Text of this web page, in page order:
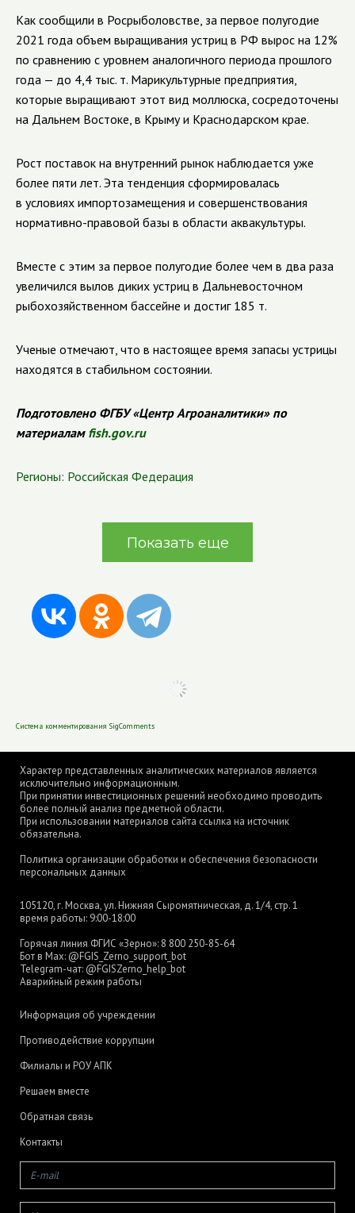
Как сообщили в Росрыболовстве, за первое полугодие
2021 года объем выращивания устриц в РФ вырос на 12%
по сравнению с уровнем аналогичного периода прошлого
года — до 4,4 тыс. т. Марикультурные предприятия,
которые выращивают этот вид моллюска, сосредоточены
на Дальнем Востоке, в Крыму и Краснодарском крае.
Рост поставок на внутренний рынок наблюдается уже
более пяти лет. Эта тенденция сформировалась
в условиях импортозамещения и совершенствования
нормативно-правовой базы в области аквакультуры.
Вместе с этим за первое полугодие более чем в два раза
увеличился вылов диких устриц в Дальневосточном
рыбохозяйственном бассейне и достиг 185 т.
Ученые отмечают, что в настоящее время запасы устрицы
находятся в стабильном состоянии.
Подготовлено ФГБУ «Центр Агроаналитики» по
материалам fish.gov.ru
Регионы: Российская Федерация
Показать еще
Система комментирования SigComments
Характер представленных аналитических материалов является
исключительно информационным.
При принятии инвестиционных решений необходимо проводить
более полный анализ предметной области.
При использовании материалов сайта ссылка на источник
обязательна.
Политика организации обработки и обеспечения безопасности
персональных данных
105120, г. Москва, ул. Нижняя Сыромятническая, д. 1/4, стр. 1
время работы: 9:00-18:00
Горячая линия ФГИС «Зерно»: 8 800 250-85-64
Бот в Max: @FGIS_Zerno_support_bot
Telegram-чат: @FGISZerno_help_bot
Аварийный режим работы
Информация об учреждении
Противодействие коррупции
Филиалы и РОУ АПК
Решаем вместе
Обратная связь
Контакты